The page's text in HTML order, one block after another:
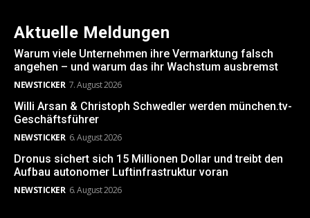
Aktuelle Meldungen
Warum viele Unternehmen ihre Vermarktung falsch
angehen – und warum das ihr Wachstum ausbremst
NEWSTICKER 7. August 2026
Willi Arsan & Christoph Schwedler werden münchen.tv-
Geschäftsführer
NEWSTICKER 6. August 2026
Dronus sichert sich 15 Millionen Dollar und treibt den
Aufbau autonomer Luftinfrastruktur voran
NEWSTICKER 6. August 2026